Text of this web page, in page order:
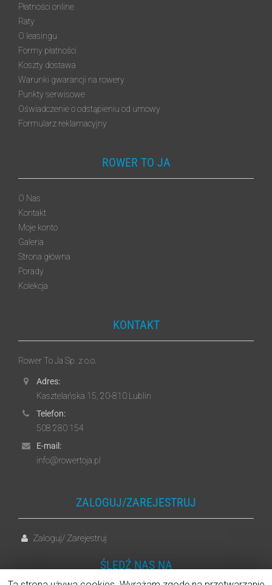
Płatności online
Raty
O leasingu
Formy płatności
Koszty dostawa
Warunki gwarancji na rowery
Punkty serwisowe
Oświadczenie o odstąpieniu od umowy
Formularz reklamacyjny
ROWER TO JA
O Nas
Kontakt
Moje konto
Galeria
Strona główna
Porady
Kolekcja
KONTAKT
Rower To Ja Sp. z o.o.
Adres:
Kasztelańska 15, 20-810 Lublin
Telefon:
508 280 154
E-mail:
info@rowertoja.pl
ZALOGUJ/ZAREJESTRUJ
Zaloguj/ Zarejestruj
ŚLEDŹ NAS NA